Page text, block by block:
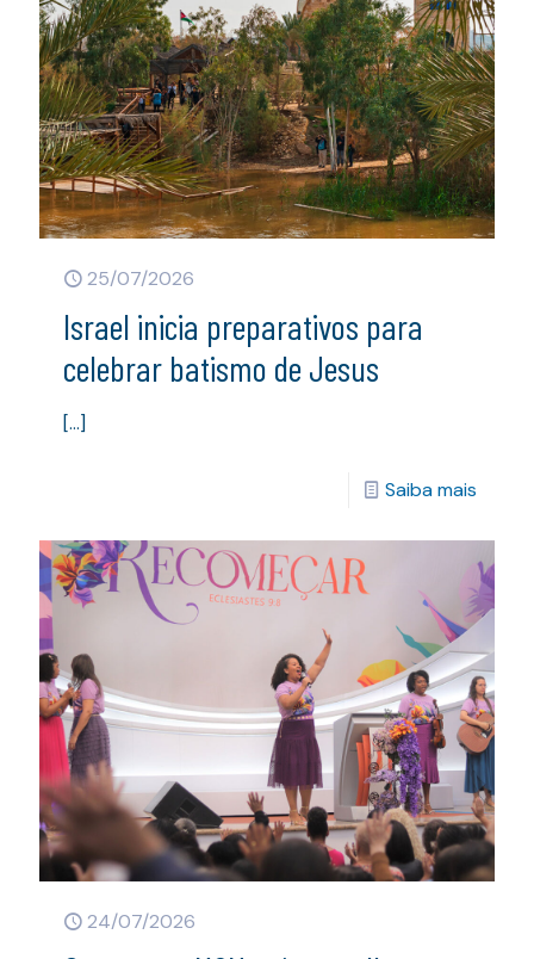
25/07/2026
Israel inicia preparativos para
celebrar batismo de Jesus
[…]
Saiba mais
24/07/2026